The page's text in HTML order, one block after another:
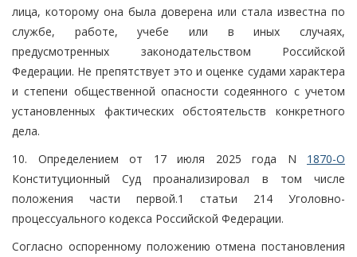
лица, которому она была доверена или стала известна по
службе, работе, учебе или в иных случаях,
предусмотренных законодательством Российской
Федерации. Не препятствует это и оценке судами характера
и степени общественной опасности содеянного с учетом
установленных фактических обстоятельств конкретного
дела.
10. Определением от 17 июля 2025 года N 1870-О
Конституционный Суд проанализировал в том числе
положения части первой.1 статьи 214 Уголовно-
процессуального кодекса Российской Федерации.
Согласно оспоренному положению отмена постановления